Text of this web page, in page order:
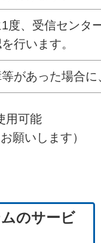
1度、受信センタ
行います。
があった場合
用可能
願いします）
のサービ